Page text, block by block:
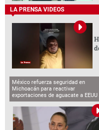
LA PRENSA VIDEOS
México refuerza seguridad en
Michoacán para reactivar
exportaciones de aguacate a EEUU